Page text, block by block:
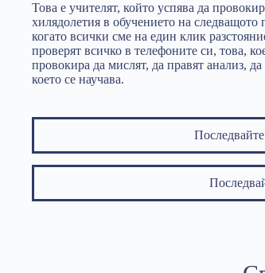
Това е учителят, който успява да
хилядолетия в обучението на
когато всички сме на един клик
проверят всичко в телефоните си, това,
провокира да мислят, да правят анализ,
което се научава.